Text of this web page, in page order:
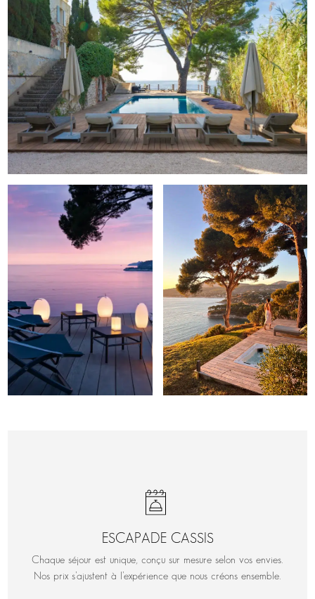
ESCAPADE CASSIS
Chaque séjour est unique, conçu sur mesure selon vos envies.
Nos prix s’ajustent à l’expérience que nous créons ensemble.